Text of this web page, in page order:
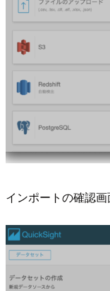
インポートの確認